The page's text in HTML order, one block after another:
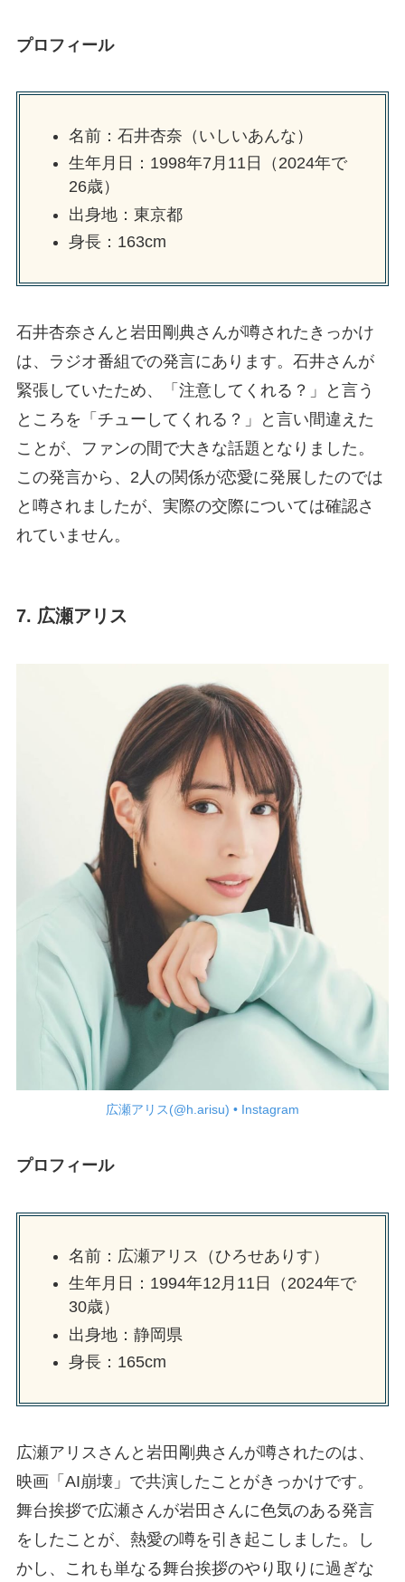
プロフィール
名前：石井杏奈（いしいあんな）
生年月日：1998年7月11日（2024年で
26歳）
出身地：東京都
身長：163cm
石井杏奈さんと岩田剛典さんが噂されたきっかけ
は、ラジオ番組での発言にあります。石井さんが
緊張していたため、「注意してくれる？」と言う
ところを「チューしてくれる？」と言い間違えた
ことが、ファンの間で大きな話題となりました。
この発言から、2人の関係が恋愛に発展したのでは
と噂されましたが、実際の交際については確認さ
れていません。
7. 広瀬アリス
広瀬アリス(@h.arisu) • Instagram
プロフィール
名前：広瀬アリス（ひろせありす）
生年月日：1994年12月11日（2024年で
30歳）
出身地：静岡県
身長：165cm
広瀬アリスさんと岩田剛典さんが噂されたのは、
映画「AI崩壊」で共演したことがきっかけです。
舞台挨拶で広瀬さんが岩田さんに色気のある発言
をしたことが、熱愛の噂を引き起こしました。し
かし、これも単なる舞台挨拶のやり取りに過ぎな